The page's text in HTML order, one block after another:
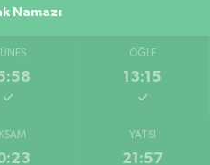
Namazı
ÖĞLE
13:15
YATSI
21:57